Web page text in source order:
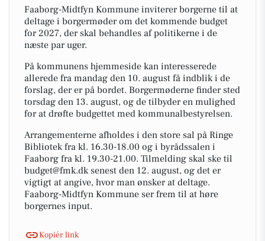
Faaborg-Midtfyn Kommune inviterer borgerne til at
deltage i borgermøder om det kommende budget
for 2027, der skal behandles af politikerne i de
næste par uger.
På kommunens hjemmeside kan interesserede
allerede fra mandag den 10. august få indblik i de
forslag, der er på bordet. Borgermøderne finder sted
torsdag den 13. august, og de tilbyder en mulighed
for at drøfte budgettet med kommunalbestyrelsen.
Arrangementerne afholdes i den store sal på Ringe
Bibliotek fra kl. 16.30-18.00 og i byrådssalen i
Faaborg fra kl. 19.30-21.00. Tilmelding skal ske til
budget@fmk.dk senest den 12. august, og det er
vigtigt at angive, hvor man ønsker at deltage.
Faaborg-Midtfyn Kommune ser frem til at høre
borgernes input.
Kopiér link